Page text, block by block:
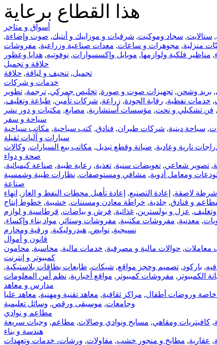
هذا القطاع برعاية
أسواق و متاجر
, ستالايت, سجاد وموكيت, شرقيات و موزاييك و أنتيك, صوت وإضاءة,
منزلية, مجوهرات‏ و ساعات, معدات صناعية وزراعية, مفروشات
, مناظير فلكية ولوازمها, موبايل وإكسسوارات, نوفوتيه, هدايا وعطور
حلاقة و تجميل
تجميل, تنحيف و لياقة, حلاقة
خدمات و شركات
, بريد وشحن, تجهيزات صوت و صورة, تخليص جمركي, ترجمة, تطوير
, خدمات نفطية, رقابة الجودة, زراعة, شركات تأمين, طباعة وتغليف,
, فن تشكيلي و نحت, مؤسسات أستشارية, مصابغ, مكتبات و دور نشر
سياحة و سفر
, سياحة دينية, شركات طيران, فنادق, كتب سياحية, مكاتب سياحية
سيارات و آليات ثقيلة
نارية وعادية, صيانة وقطع تبديل, مكاتب بيع السيارات, وكالات
صحة و دواء
, تصوير شعاعي, تعويضات سنية, تغذية, رعاية طبية, صناعة كيميائية,
ومعامل أدوية, مشافي ومستوصفات, نظارات طبية وشمسية
صناعة
لاصقة, إعادة التصنيع, إعادة تأهيل محطات النفط و الغاز , انهاء
و فنادق, جلدية, خراطة معادن ومسننات, خشبية, خطوط إنتاج
, عزل و بولسترين, غذائية, فرش و بياضات, قرطاسية و لوازم
, معدنية, مفروشات مكتبية, مفروشات وستائر , مواد بناء وإكساء,
نسيجية, نوابض, هيدروليكية, ورقية ومحارم
قانون و أموال
معاملات, حوالات مالية و مصرفية, خدمات مالية, محاسبة, محامون
كمبيوتر و إنترنت
, باركود, تصميم وحجز مواقع, شبكات, طابعات بطاقات بلاستيكية,
الكمبيوتر , مفروشات كمبيوتر , مواقع أخبارية, نظم أمن المعلومات
مدارس و معاهد
وروضات أطفال, مراكز ثقافية, معاهد تقنية ومهنية, معاهد عليا
وجامعات, موسيقى ورقص, وسائل تعليمية
مطاعم و نوادي
, كافيتريات ومقاهي, مسابح ونوادي وصالات, مطاعم, وجبات سريعة
هندسة و بناء
, عقارية, مطابخ و منجور خشب, مقاولات, ورشات، خدمات وتعهدات